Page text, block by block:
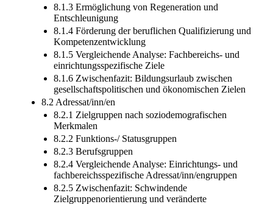
8.1.3 Ermöglichung von Regeneration und
Entschleunigung
8.1.4 Förderung der beruflichen Qualifizierung und
Kompetenzentwicklung
8.1.5 Vergleichende Analyse: Fachbereichs- und
einrichtungsspezifische Ziele
8.1.6 Zwischenfazit: Bildungsurlaub zwischen
gesellschaftspolitischen und ökonomischen Zielen
8.2 Adressat/inn/en
8.2.1 Zielgruppen nach soziodemografischen
Merkmalen
8.2.2 Funktions-/ Statusgruppen
8.2.3 Berufsgruppen
8.2.4 Vergleichende Analyse: Einrichtungs- und
fachbereichsspezifische Adressat/inn/engruppen
8.2.5 Zwischenfazit: Schwindende
Zielgruppenorientierung und veränderte